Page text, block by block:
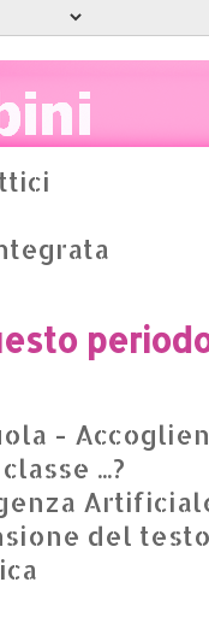
-
...?
del